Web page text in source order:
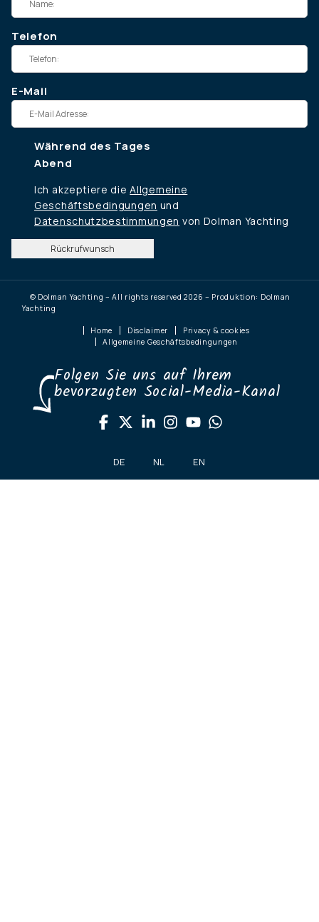
Telefon
E-Mail
Während des Tages
Abend
Ich akzeptiere dieAllgemeine
Geschäftsbedingungen und
Datenschutzbestimmungen von Dolman Yachting
Rückrufwunsch
© Dolman Yachting – All rights reserved 2026 – Produktion: Dolman
Yachting
Home Disclaimer
Privacy & cookies
Allgemeine Geschäftsbedingungen
Folgen Sie uns auf Ihrem
bevorzugten Social-Media-Kanal
DE NL EN